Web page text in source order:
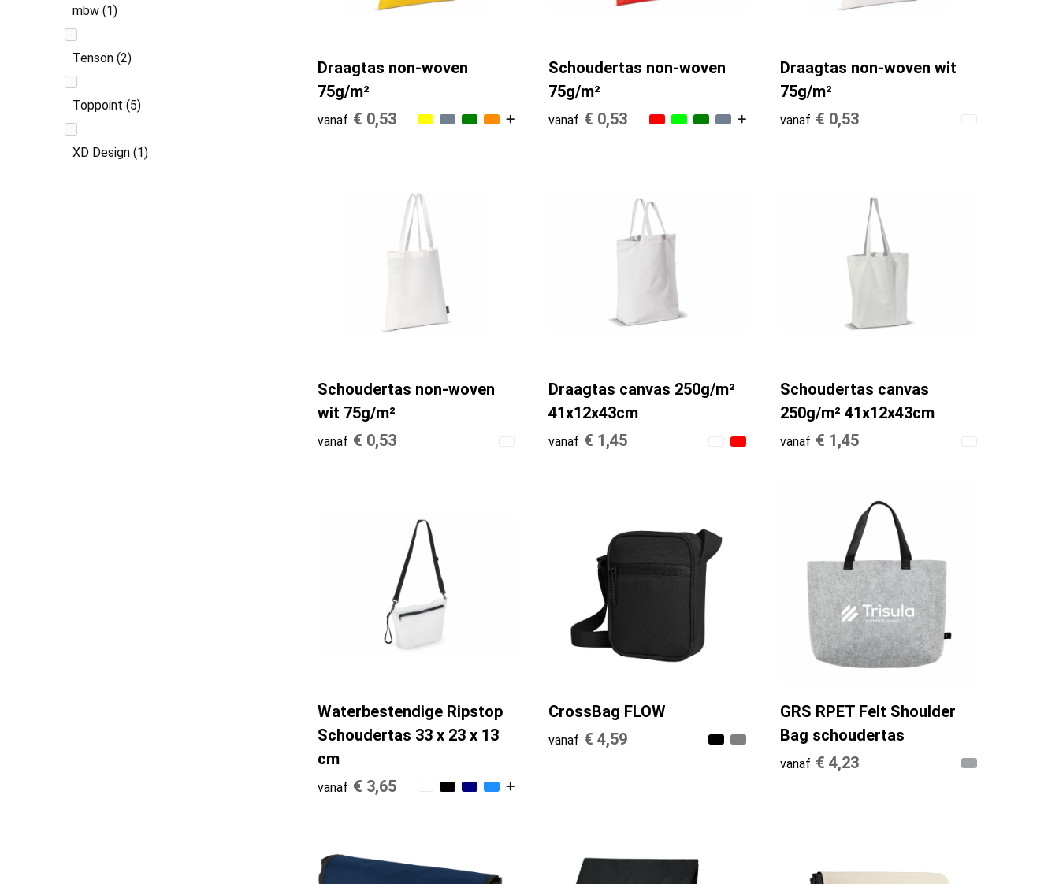
mbw (1)
Tenson (2)
Toppoint (5)
XD Design (1)
Draagtas non-woven
75g/m²
vanaf € 0,53
Schoudertas non-woven
75g/m²
vanaf € 0,53
Draagtas non-woven wit
75g/m²
vanaf € 0,53
Schoudertas non-woven
wit 75g/m²
vanaf € 0,53
Draagtas canvas 250g/m²
41x12x43cm
vanaf € 1,45
Schoudertas canvas
250g/m² 41x12x43cm
vanaf € 1,45
Waterbestendige Ripstop
Schoudertas 33 x 23 x 13
cm
vanaf € 3,65
CrossBag FLOW
vanaf € 4,59
GRS RPET Felt Shoulder
Bag schoudertas
vanaf € 4,23